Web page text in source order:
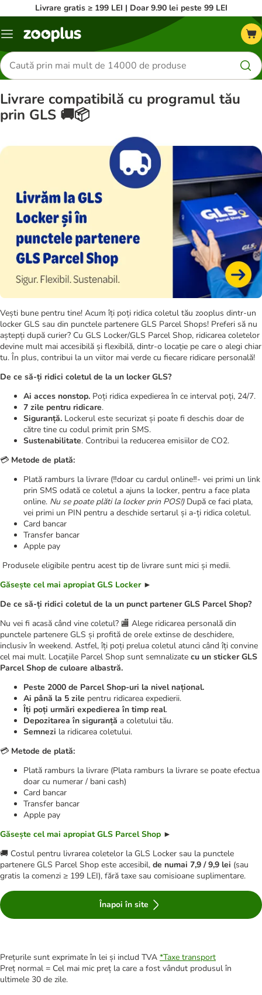
Livrare gratis ≥ 199 LEI | Doar 9.90 lei peste 99 LEI
Categorii
Căutare
produse
Livrare compatibilă cu programul tău
prin GLS 🚚📦
Vești bune pentru tine! Acum îți poți ridica coletul tău zooplus dintr-un
locker GLS sau din punctele partenere GLS Parcel Shops! Preferi să nu
aștepți după curier? Cu GLS Locker/GLS Parcel Shop, ridicarea coletelor
devine mult mai accesibilă și flexibilă, dintr-o locație pe care o alegi chiar
tu. În plus, contribui la un viitor mai verde cu fiecare ridicare personală!
De ce să-ți ridici coletul de la un locker GLS?
Ai acces nonstop. Poți ridica expedierea în ce interval poți, 24/7.
7 zile pentru ridicare.
Siguranță. Lockerul este securizat și poate fi deschis doar de
către tine cu codul primit prin SMS.
Sustenabilitate. Contribui la reducerea emisiilor de CO2.
💳 Metode de plată:
Plată ramburs la livrare (‼️doar cu cardul online‼️- vei primi un link
prin SMS odată ce coletul a ajuns la locker, pentru a face plata
online. Nu se poate plăti la locker prin POS!)După ce faci plata,
vei primi un PIN pentru a deschide sertarul și a-ți ridica coletul.
Card bancar
Transfer bancar
Apple pay
Produsele eligibile pentru acest tip de livrare sunt mici și medii.
Găsește cel mai apropiat GLS Locker ►
De ce să-ți ridici coletul de la un punct partener GLS Parcel Shop?
Nu vei fi acasă când vine coletul? 🏬 Alege ridicarea personală din
punctele partenere GLS și profită de orele extinse de deschidere,
inclusiv în weekend. Astfel, îți poți prelua coletul atunci când îți convine
cel mai mult. Locațiile Parcel Shop sunt semnalizate cu un sticker GLS
Parcel Shop de culoare albastră.
Peste 2000 de Parcel Shop-uri la nivel național.
Ai până la 5 zile pentru ridicarea expedierii.
Îți poți urmări expedierea în timp real.
Depozitarea în siguranță a coletului tău.
Semnezi la ridicarea coletului.
💳 Metode de plată:
Plată ramburs la livrare (Plata ramburs la livrare se poate efectua
doar cu numerar / bani cash)
Card bancar
Transfer bancar
Apple pay
Găsește cel mai apropiat GLS Parcel Shop ►
🚚 Costul pentru livrarea coletelor la GLS Locker sau la punctele
partenere GLS Parcel Shop este accesibil, de numai 7,9 / 9,9 lei (sau
gratis la comenzi ≥ 199 LEI), fără taxe sau comisioane suplimentare.
Înapoi în site
Prețurile sunt exprimate în lei și includ TVA *Taxe transport
Preț normal = Cel mai mic preț la care a fost vândut produsul în
ultimele 30 de zile.